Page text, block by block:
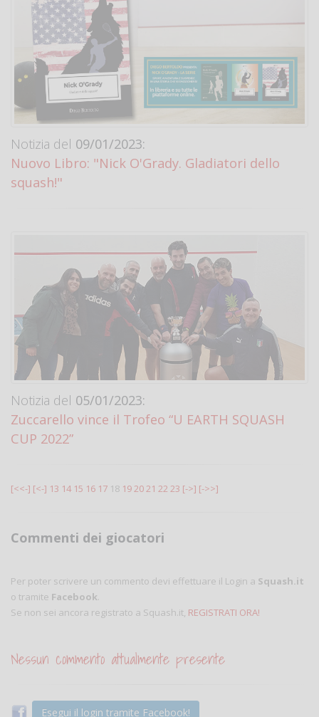
Notizia del 09/01/2023:
Nuovo Libro: "Nick O'Grady. Gladiatori dello
squash!"
Notizia del 05/01/2023:
Zuccarello vince il Trofeo “U EARTH SQUASH
CUP 2022”
[<<-] [<-] 13 14 15 16 17 18 192021 22 23 [->] [->>]
Commenti dei giocatori
Per poter scrivere un commento devi effettuare il Login a Squash.it
o tramite Facebook.
Se non sei ancora registrato a Squash.it, REGISTRATI ORA!
Nessun commento attualmente presente
Esegui il login tramite Facebook!